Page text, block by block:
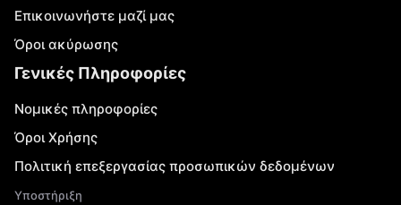
Επικοινωνήστε μαζί μας
Όροι ακύρωσης
Γενικές Πληροφορίες
Νομικές πληροφορίες
Όροι Χρήσης
Πολιτική επεξεργασίας προσωπικών δεδομένων
Υποστήριξη